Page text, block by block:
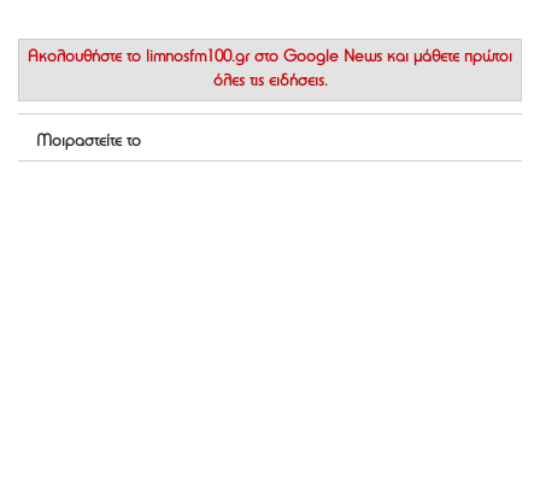
Ακολουθήστε το limnosfm100.gr στο Google News και μάθετε πρώτοι
όλες τις ειδήσεις.
Μοιραστείτε το